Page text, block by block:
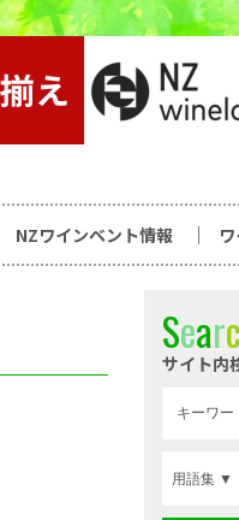
NZワインベント情報
Searc
サイト内